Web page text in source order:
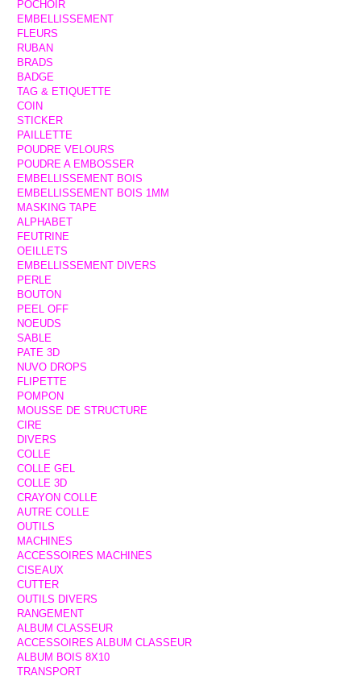
POCHOIR
EMBELLISSEMENT
FLEURS
RUBAN
BRADS
BADGE
TAG & ETIQUETTE
COIN
STICKER
PAILLETTE
POUDRE VELOURS
POUDRE A EMBOSSER
EMBELLISSEMENT BOIS
EMBELLISSEMENT BOIS 1MM
MASKING TAPE
ALPHABET
FEUTRINE
OEILLETS
EMBELLISSEMENT DIVERS
PERLE
BOUTON
PEEL OFF
NOEUDS
SABLE
PATE 3D
NUVO DROPS
FLIPETTE
POMPON
MOUSSE DE STRUCTURE
CIRE
DIVERS
COLLE
COLLE GEL
COLLE 3D
CRAYON COLLE
AUTRE COLLE
OUTILS
MACHINES
ACCESSOIRES MACHINES
CISEAUX
CUTTER
OUTILS DIVERS
RANGEMENT
ALBUM CLASSEUR
ACCESSOIRES ALBUM CLASSEUR
ALBUM BOIS 8X10
TRANSPORT